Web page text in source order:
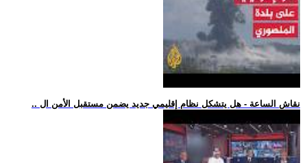
.. نقاش الساعة - هل يتشكل نظام إقليمي جديد يضمن مستقبل الأمن ال